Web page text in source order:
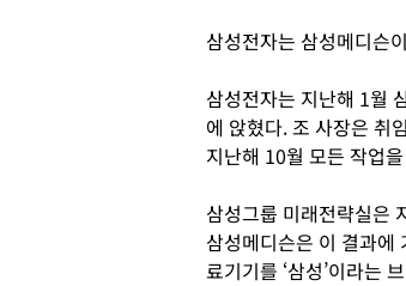
삼성전자는 삼성메디슨
삼성전자는 지난해 1월
에 앉혔다. 조 사장은 취
지난해 10월 모든 작업
삼성그룹 미래전략실은
삼성메디슨은 이 결과에
료기기를 ‘삼성’이라는